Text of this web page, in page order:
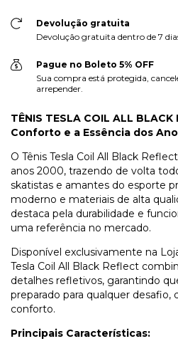
Devolução gratuita
Devolução gratuita dentro de 7
Pague no Boleto 5% OFF
Sua compra está protegida,
arrepender.
TÊNIS TESLA COIL ALL BLACK
Conforto e a Essência dos
O Tênis Tesla Coil All Black
anos 2000, trazendo de volta
skatistas e amantes do esporte
moderno e materiais de alta
destaca pela durabilidade e
uma referência no mercado.
Disponível exclusivamente na
Tesla Coil All Black Reflect
detalhes refletivos, garantindo
preparado para qualquer
conforto.
Principais Características: